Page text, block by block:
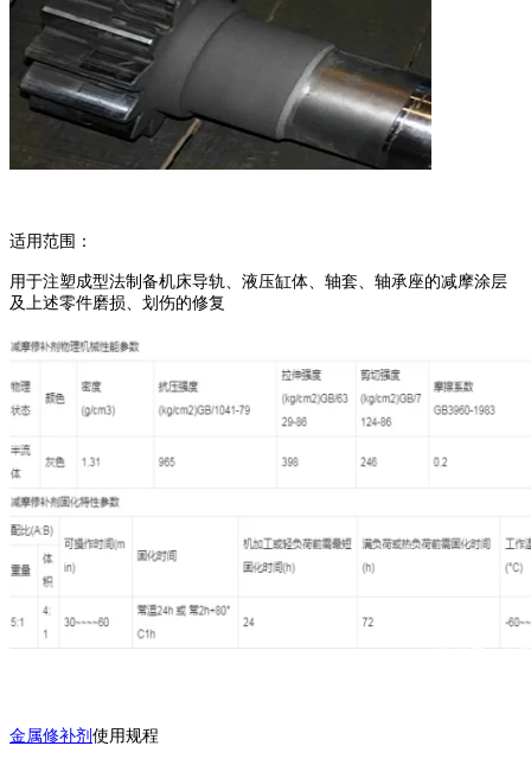
适用范围：
用于注塑成型法制备机床导轨、液压缸体、轴套、轴承座的减摩涂层
及上述零件磨损、划伤的修复
金属修补剂 使用规程